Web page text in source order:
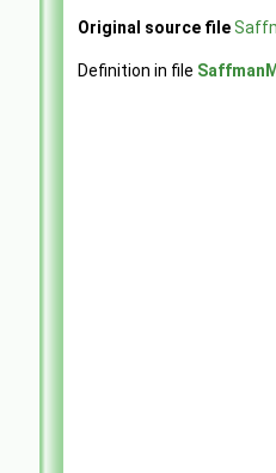
Original source file
Definition in file